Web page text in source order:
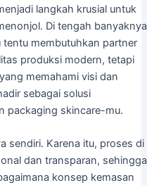
langkah krusial untuk
Di tengah banyaknya
tentu membutuhkan partner
produksi modern, tetapi
memahami visi dan
sebagai solusi
packaging skincare-mu.
sendiri. Karena itu, proses di
dan transparan, sehingga
konsep kemasan